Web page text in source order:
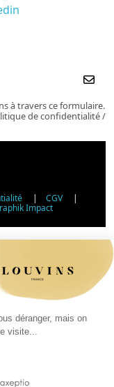
à travers ce formulaire.
de confidentialité /
| CGV |
Impact
de la santé
aux mineurs de
âge.
: la vente
est interdite.